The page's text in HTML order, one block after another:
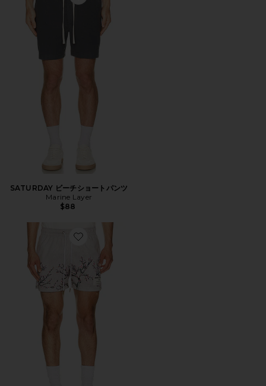
Favorite SATURDAY ビーチショートパンツ
SATURDAY ビーチショートパンツ
Marine Layer
$88
Favorite CHERRY BLOSSOM ショートパンツ